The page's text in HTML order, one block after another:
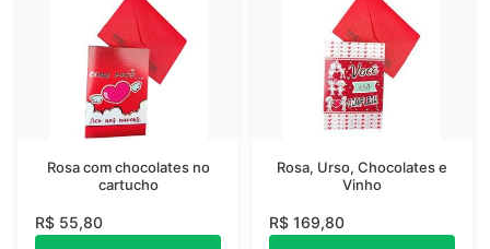
Rosa com chocolates no
cartucho
R$ 55,80
Rosa, Urso, Chocolates e
Vinho
R$ 169,80